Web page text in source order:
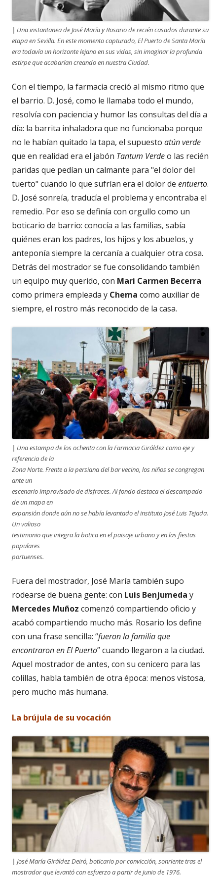
| Una instantanea de José María y Rosario de recién casados durante su
etapa en Sevilla. En este momento capturado, El Puerto de Santa María
era todavía un horizonte lejano en sus vidas, sin imaginar la profunda
estirpe que acabarían creando en nuestra Ciudad.
Con el tiempo, la farmacia creció al mismo ritmo que
el barrio. D. José, como le llamaba todo el mundo,
resolvía con paciencia y humor las consultas del día a
día: la barrita inhaladora que no funcionaba porque
no le habían quitado la tapa, el supuesto atún verde
que en realidad era el jabón Tantum Verdeo las recién
paridas que pedían un calmante para "el dolor del
tuerto" cuando lo que sufrían era el dolor de entuerto.
D. José sonreía, traducía el problema y encontraba el
remedio. Por eso se definía con orgullo como un
boticario de barrio: conocía a las familias, sabía
quiénes eran los padres, los hijos y los abuelos, y
anteponía siempre la cercanía a cualquier otra cosa.
Detrás del mostrador se fue consolidando también
un equipo muy querido, con Mari Carmen Becerra
como primera empleada y Chema como auxiliar de
siempre, el rostro más reconocido de la casa.
| Una estampa de los ochenta con la Farmacia Giráldez como eje y
referencia de la
Zona Norte. Frente a la persiana del bar vecino, los niños se congregan
ante un
escenario improvisado de disfraces. Al fondo destaca el descampado
de un mapa en
expansión donde aún no se había levantado el instituto José Luis Tejada.
Un valioso
testimonio que integra la botica en el paisaje urbano y en las fiestas
populares
portuenses.
Fuera del mostrador, José María también supo
rodearse de buena gente: con Luis Benjumeda y
Mercedes Muñoz comenzó compartiendo oficio y
acabó compartiendo mucho más. Rosario los define
con una frase sencilla: “fueron la familia que
encontraron en El Puerto” cuando llegaron a la ciudad.
Aquel mostrador de antes, con su cenicero para las
colillas, habla también de otra época: menos vistosa,
pero mucho más humana.
La brújula de su vocación
| José María Giráldez Deiró, boticario por convicción, sonriente tras el
mostrador que levantó con esfuerzo a partir de junio de 1976.